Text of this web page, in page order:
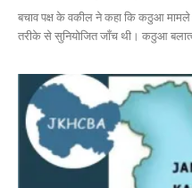
बचाव पक्ष के वकील ने कहा कि कठुआ मामले
तरीके से सुनियोजित जाँच थी। कठुआ